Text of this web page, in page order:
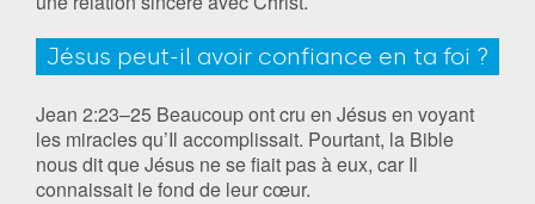
Jésus peut-il avoir confiance en ta foi ?
Jean 2:23–25 Beaucoup ont cru en Jésus en voyant
les miracles qu’Il accomplissait. Pourtant, la Bible
nous dit que Jésus ne se fiait pas à eux, car Il
connaissait le fond de leur cœur.